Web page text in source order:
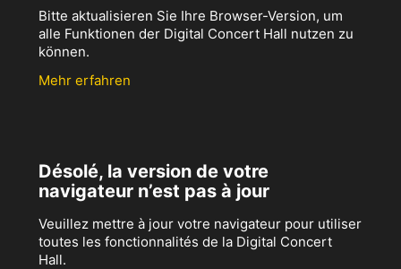
Bitte aktualisieren Sie Ihre Browser-Version, um
alle Funktionen der Digital Concert Hall nutzen zu
können.
Mehr erfahren
Désolé, la version de votre
navigateur n’est pas à jour
Veuillez mettre à jour votre navigateur pour utiliser
toutes les fonctionnalités de la Digital Concert
Hall.